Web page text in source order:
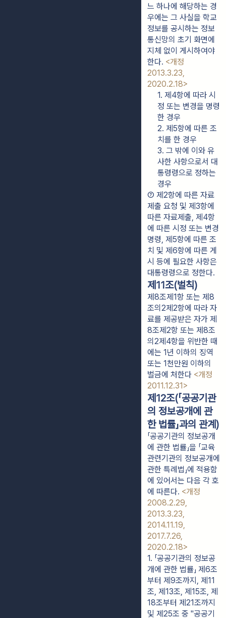
느 하나에 해당하는 경
우에는 그 사실을 학교
정보를 공시하는 정보
통신망의 초기 화면에
지체 없이 게시하여야
한다. <개정
2013.3.23,
2020.2.18>
1. 제4항에 따라 시
정 또는 변경을 명령
한 경우
2. 제5항에 따른 조
치를 한 경우
3. 그 밖에 이와 유
사한 사항으로서 대
통령령으로 정하는
경우
⑦ 제2항에 따른 자료
제출 요청 및 제3항에
따른 자료제출, 제4항
에 따른 시정 또는 변경
명령, 제5항에 따른 조
치 및 제6항에 따른 게
시 등에 필요한 사항은
대통령령으로 정한다.
제11조(벌칙)
제8조제1항 또는 제8
조의2제2항에 따라 자
료를 제공받은 자가 제
8조제2항 또는 제8조
의2제4항을 위반한 때
에는 1년 이하의 징역
또는 1천만원 이하의
벌금에 처한다 <개정
2011.12.31>
제12조(「공공기관
의 정보공개에 관
한 법률」과의 관계)
「공공기관의 정보공개
에 관한 법률」을 「교육
관련기관의 정보공개에
관한 특례법」에 적용함
에 있어서는 다음 각 호
에 따른다. <개정
2008.2.29,
2013.3.23,
2014.11.19,
2017.7.26,
2020.2.18>
1. 「공공기관의 정보공
개에 관한 법률」 제6조
부터 제9조까지, 제11
조, 제13조, 제15조, 제
18조부터 제21조까지
및 제25조 중 "공공기